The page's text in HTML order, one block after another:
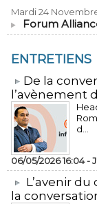
Mardi 24
Forum
ENTRETIENS
​De la
l’avènement
d...
06/05/2026 16:04 -
L’avenir
la